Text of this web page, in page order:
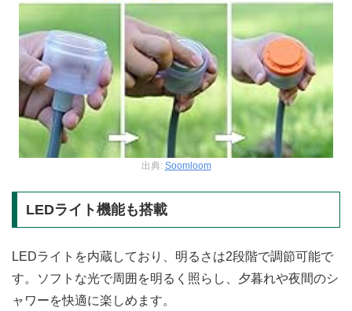
出典: Soomloom
LEDライト機能も搭載
LEDライトを内蔵しており、明るさは2段階で調節可能で
す。ソフトな光で周囲を明るく照らし、夕暮れや夜間のシ
ャワーを快適に楽しめます。